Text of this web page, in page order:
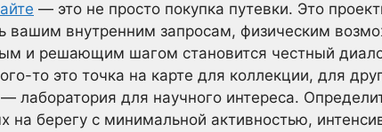
— это не просто покупка путевки. Это
вашим внутренним запросам, физическим
и решающим шагом становится честный
то это точка на карте для коллекции, для
лаборатория для научного интереса.
на берегу с минимальной активностью,